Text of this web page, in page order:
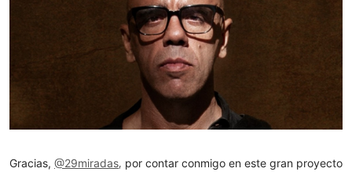
Gracias, @29miradas, por contar conmigo en este gran proyecto